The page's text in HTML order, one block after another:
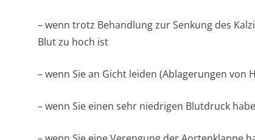
– wenn trotz Behandlung zur Senkung des
Blut zu hoch ist
– wenn Sie an Gicht leiden (Ablagerungen von
– wenn Sie einen sehr niedrigen Blutdruck